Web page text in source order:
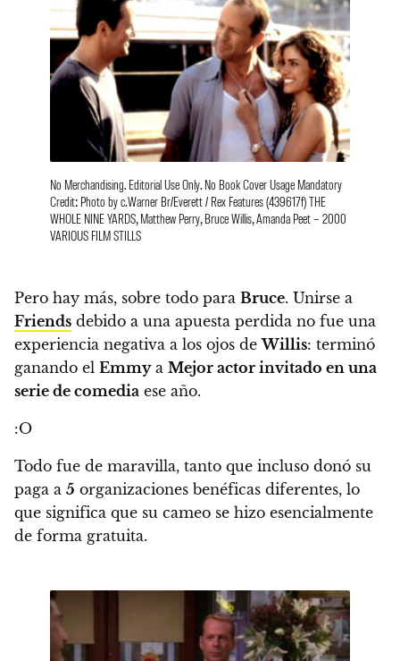
No Merchandising. Editorial Use Only. No Book Cover Usage Mandatory
Credit: Photo by c.Warner Br/Everett / Rex Features (439617f) THE
WHOLE NINE YARDS, Matthew Perry, Bruce Willis, Amanda Peet – 2000
VARIOUS FILM STILLS
Pero hay más, sobre todo para Bruce. Unirse a
Friends debido a una apuesta perdida no fue una
experiencia negativa a los ojos deWillis: terminó
ganando el Emmya Mejor actor invitado en una
serie de comedia ese año.
:O
Todo fue de maravilla, tanto que incluso donó su
paga a 5 organizaciones benéficas diferentes, lo
que significa que su cameo se hizo esencialmente
de forma gratuita.